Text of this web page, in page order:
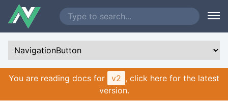
You are reading docs for v2 , click here for the latest
version.